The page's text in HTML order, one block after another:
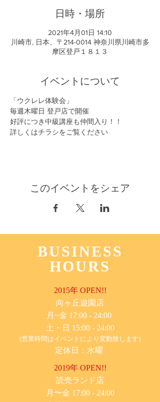
日時・場所
2021年4月01日 14:10
川崎市, 日本、〒214-0014 神奈川県川崎市多
摩区登戸１８１３
イベントについて
「ウクレレ体験会」
毎週木曜日 登戸店で開催
好評につき中級講座も仲間入り！！
詳しくはチラシをご覧ください
このイベントをシェア
BUSINESS
HOURS
2015年 OPEN!!
​向ヶ丘遊園店
月~金 17:00 - 24:00
土・日 15:00 - 24:00
(営業時間はイベントにより変動致します)
定休日：水曜
2019年 OPEN!!
​読売ランド店
月〜金 17:00 - 24:00